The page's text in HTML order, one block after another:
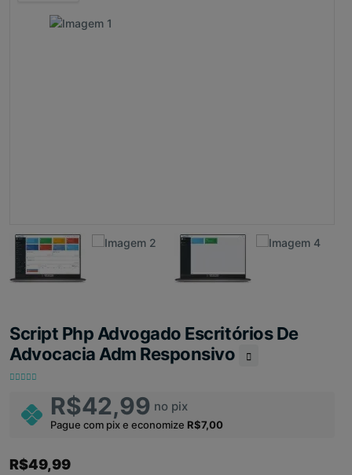
Script Php Advogado Escritórios De
Advocacia Adm Responsivo
R$42,99 no pix
Pague com pix e economize R$7,00
R$49,99